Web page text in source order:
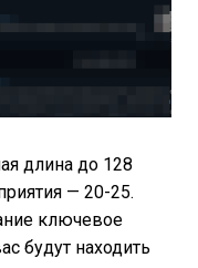
длина до 128
— 20-25.
ключевое
будут находить